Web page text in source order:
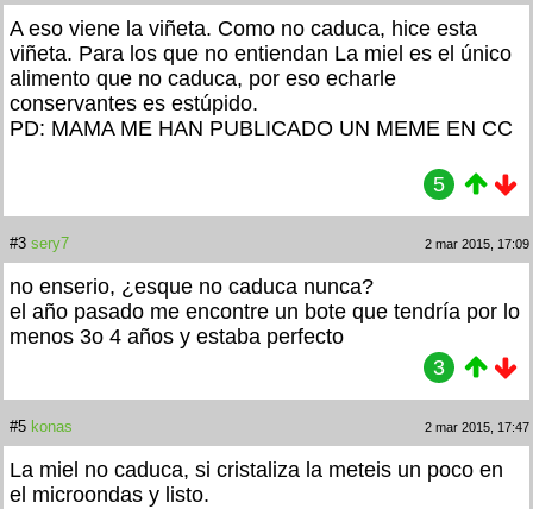
A eso viene la viñeta. Como no caduca, hice esta
viñeta. Para los que no entiendan La miel es el único
alimento que no caduca, por eso echarle
conservantes es estúpido.
PD: MAMA ME HAN PUBLICADO UN MEME EN CC
5
#3 sery7 2 mar 2015, 17:09
no enserio, ¿esque no caduca nunca?
el año pasado me encontre un bote que tendría por lo
menos 3o 4 años y estaba perfecto
3
#5 konas 2 mar 2015, 17:47
La miel no caduca, si cristaliza la meteis un poco en
el microondas y listo.